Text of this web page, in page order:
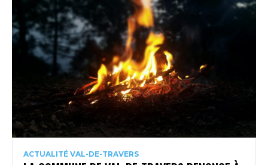
ACTUALITÉ VAL-DE-TRAVERS